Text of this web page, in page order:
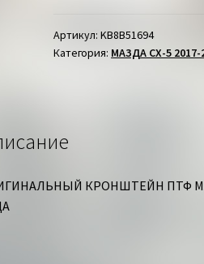
ЛЕВЫЙ
МАЗДА
Артикул:KB8B51694
Категория: МАЗДА СХ-5 2017-
КРОНШТЕЙН ПТФ